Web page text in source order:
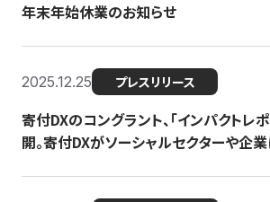
年末年始休業のお知らせ
2025.12.25 プレスリリース
寄付DXのコングラント、「インパクトレ
開。寄付DXがソーシャルセクターや企